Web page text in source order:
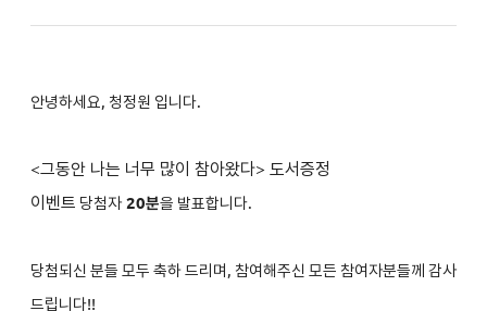
안녕하세요, 청정원 입니다.
<그동안 나는 너무 많이 참아왔다> 도서증정
이벤트 당첨자 20분을 발표합니다.
당첨되신 분들 모두 축하 드리며, 참여해주신 모든 참여자분들께 감사
드립니다!!